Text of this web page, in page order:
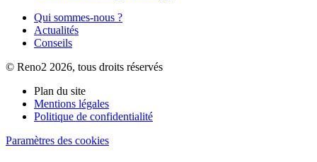
Qui sommes-nous ?
Actualités
Conseils
© Reno2 2026, tous droits réservés
Plan du site
Mentions légales
Politique de confidentialité
Paramètres des cookies